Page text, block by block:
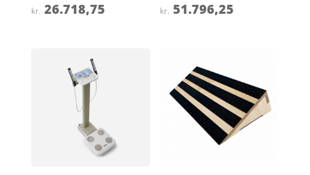
Vurderet
3.9
kr. 26.718,75
Vurderet
3.8
kr. 51.796,25